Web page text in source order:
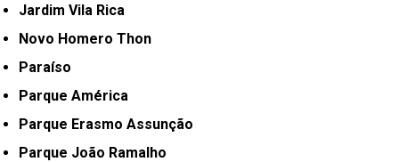
Jardim Vila Rica
Novo Homero Thon
Paraíso
Parque América
Parque Erasmo Assunção
Parque João Ramalho